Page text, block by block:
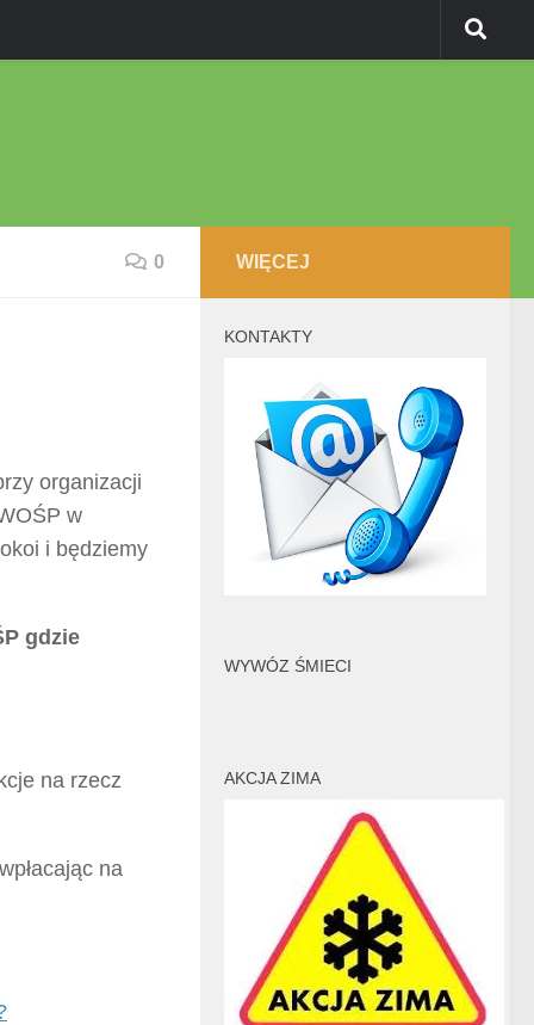
0
organizacji
w
i będziemy
gdzie
na rzecz
na
WIĘCEJ
KONTAKTY
WYWÓZ ŚMIECI
AKCJA ZIMA